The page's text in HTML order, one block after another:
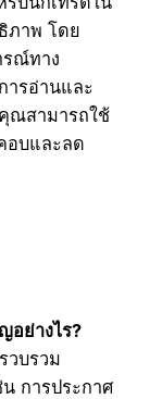
ภาพ โดย
รณ์ทาง
ารอ่านและ
ณสามารถใช้
อบและลด
อย่างไร?
วบรวม
การประกาศ